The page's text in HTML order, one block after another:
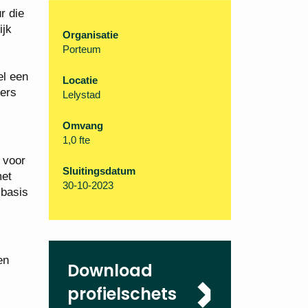
die
een
voor
Organisatie
Porteum
Locatie
Lelystad
Omvang
1,0 fte
Sluitingsdatum
30-10-2023
Download
profielschets